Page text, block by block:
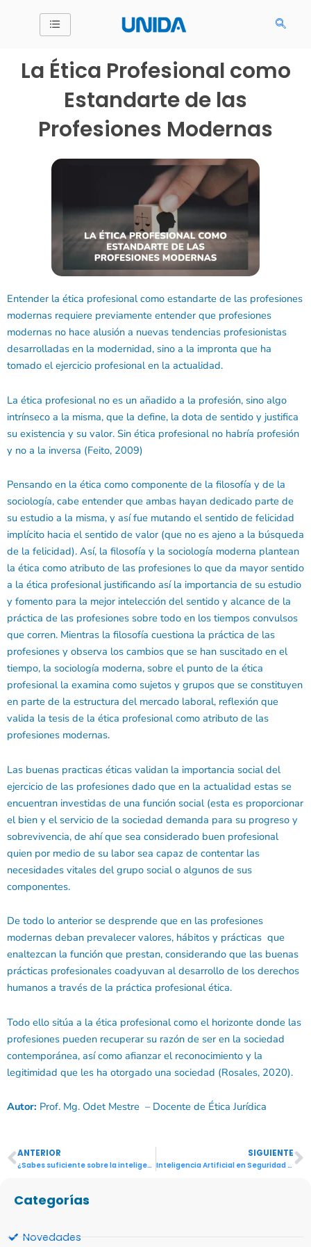
La Ética Profesional como
Estandarte de las
Profesiones Modernas
Entender la ética profesional como estandarte de las profesiones
modernas requiere previamente entender que profesiones
modernas no hace alusión a nuevas tendencias profesionistas
desarrolladas en la modernidad, sino a la impronta que ha
tomado el ejercicio profesional en la actualidad.
La ética profesional no es un añadido a la profesión, sino algo
intrínseco a la misma, que la define, la dota de sentido y justifica
su existencia y su valor. Sin ética profesional no habría profesión
y no a la inversa (Feito, 2009)
Pensando en la ética como componente de la filosofía y de la
sociología, cabe entender que ambas hayan dedicado parte de
su estudio a la misma, y así fue mutando el sentido de felicidad
implícito hacia el sentido de valor (que no es ajeno a la búsqueda
de la felicidad). Así, la filosofía y la sociología moderna plantean
la ética como atributo de las profesiones lo que da mayor sentido
a la ética profesional justificando así la importancia de su estudio
y fomento para la mejor intelección del sentido y alcance de la
práctica de las profesiones sobre todo en los tiempos convulsos
que corren. Mientras la filosofía cuestiona la práctica de las
profesiones y observa los cambios que se han suscitado en el
tiempo, la sociología moderna, sobre el punto de la ética
profesional la examina como sujetos y grupos que se constituyen
en parte de la estructura del mercado laboral, reflexión que
valida la tesis de la ética profesional como atributo de las
profesiones modernas.
Las buenas practicas éticas validan la importancia social del
ejercicio de las profesiones dado que en la actualidad estas se
encuentran investidas de una función social (esta es proporcionar
el bien y el servicio de la sociedad demanda para su progreso y
sobrevivencia, de ahí que sea considerado buen profesional
quien por medio de su labor sea capaz de contentar las
necesidades vitales del grupo social o algunos de sus
componentes.
De todo lo anterior se desprende que en las profesiones
modernas deban prevalecer valores, hábitos y prácticas que
enaltezcan la función que prestan, considerando que las buenas
prácticas profesionales coadyuvan al desarrollo de los derechos
humanos a través de la práctica profesional ética.
Todo ello sitúa a la ética profesional como el horizonte donde las
profesiones pueden recuperar su razón de ser en la sociedad
contemporánea, así como afianzar el reconocimiento y la
legitimidad que les ha otorgado una sociedad (Rosales, 2020).
Autor: Prof. Mg. Odet Mestre – Docente de Ética Jurídica
Ant
ANTERIOR
¿Sabes suficiente sobre la inteligencia artificial?
SIGUIENTE
Inteligencia Artificial en Seguridad Informática
Categorías
Novedades